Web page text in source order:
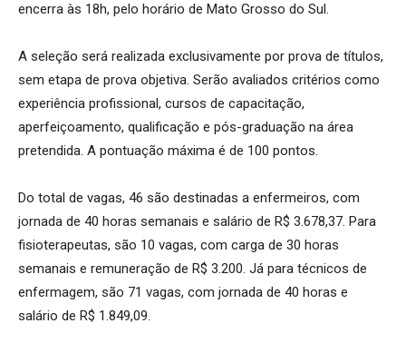
encerra às 18h, pelo horário de Mato Grosso do Sul.
A seleção será realizada exclusivamente por prova de títulos,
sem etapa de prova objetiva. Serão avaliados critérios como
experiência profissional, cursos de capacitação,
aperfeiçoamento, qualificação e pós-graduação na área
pretendida. A pontuação máxima é de 100 pontos.
Do total de vagas, 46 são destinadas a enfermeiros, com
jornada de 40 horas semanais e salário de R$ 3.678,37. Para
fisioterapeutas, são 10 vagas, com carga de 30 horas
semanais e remuneração de R$ 3.200. Já para técnicos de
enfermagem, são 71 vagas, com jornada de 40 horas e
salário de R$ 1.849,09.